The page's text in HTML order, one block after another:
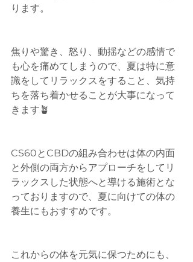
ります。
焦りや驚き、怒り、動揺などの感情で
も心を痛めてしまうので、夏は特に意
識をしてリラックスをすること、気持
ちを落ち着かせることが大事になって
きます🪴
CS60とCBDの組み合わせは体の内面
と外側の両方からアプローチをしてリ
ラックスした状態へと導ける施術とな
っておりますので、夏に向けての体の
養生にもおすすめです。
これからの体を元気に保つためにも、